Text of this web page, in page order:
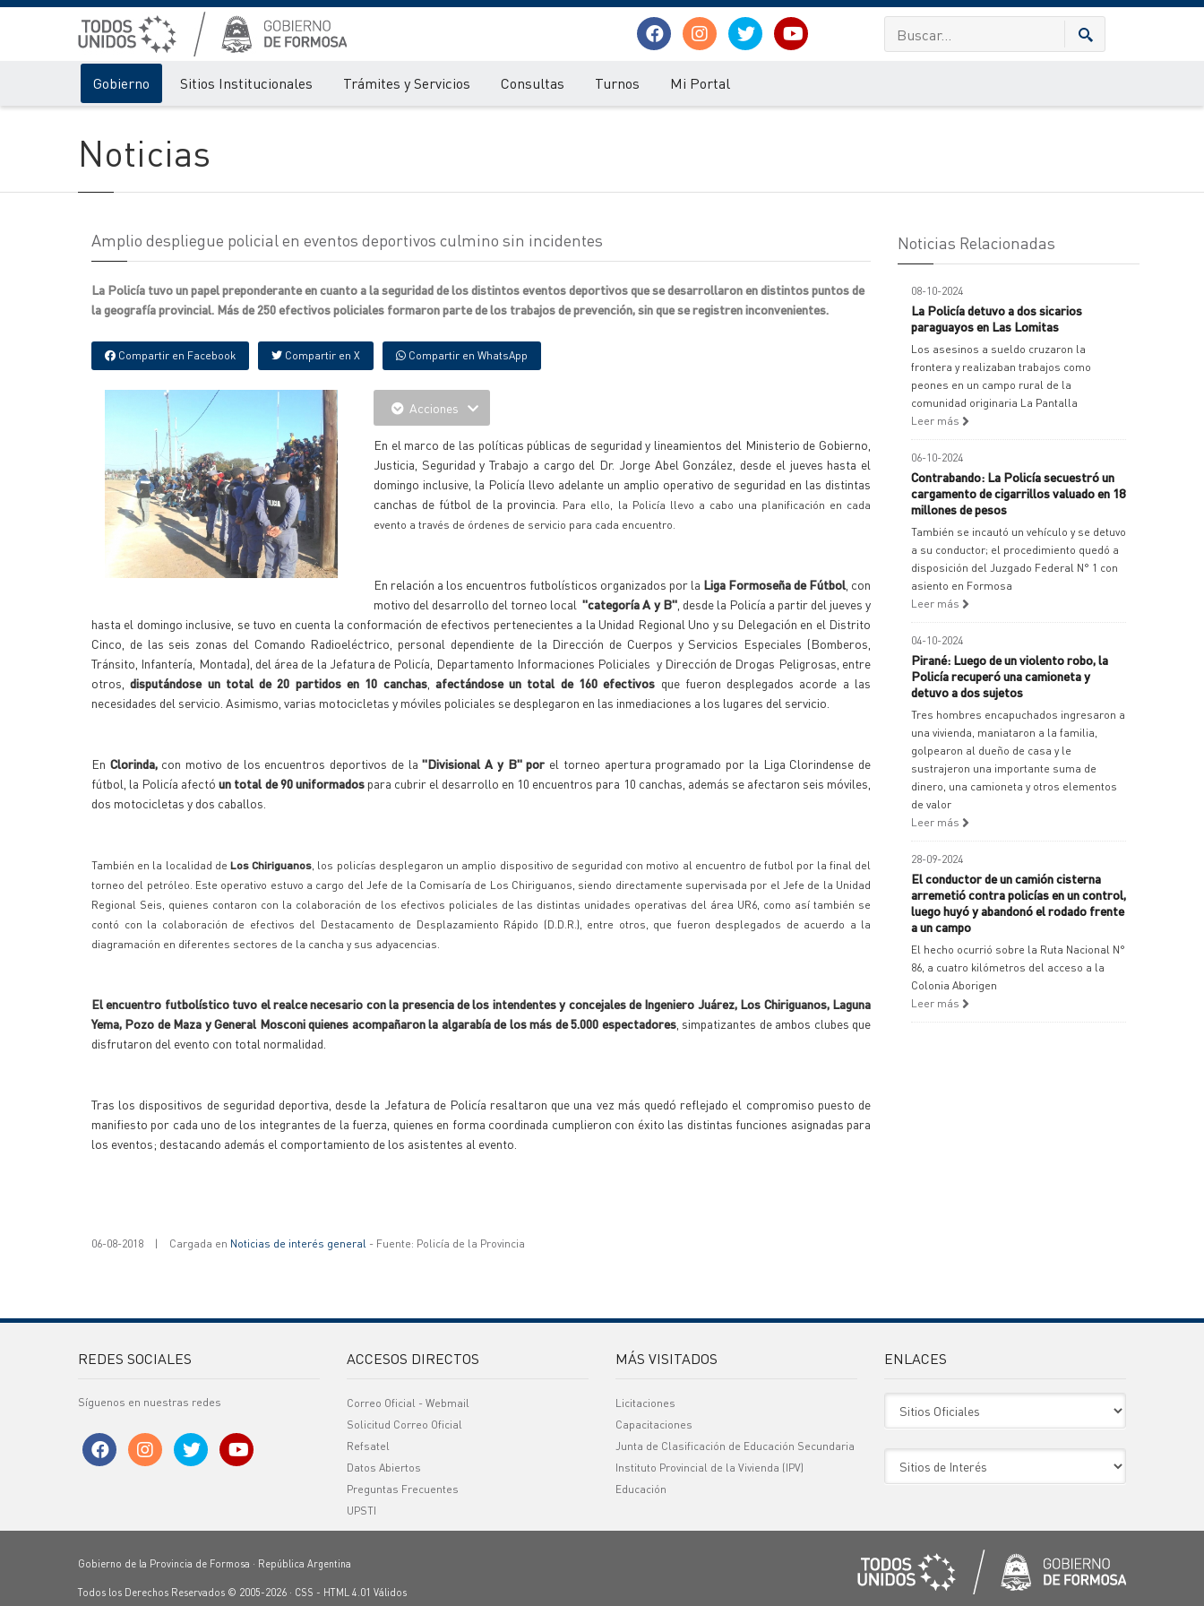
Gobierno Sitios Institucionales Trámites y Servicios Consultas Turnos Mi Portal
Noticias
Amplio despliegue policial en eventos deportivos culmino sin incidentes
La Policía tuvo un papel preponderante en cuanto a la seguridad de los distintos eventos deportivos que se desarrollaron en distintos puntos de
la geografía provincial. Más de 250 efectivos policiales formaron parte de los trabajos de prevención, sin que se registren inconvenientes.
Compartir en Facebook Compartir en X Compartir en WhatsApp
Acciones
En el marco de las políticas públicas de seguridad y lineamientos del Ministerio de Gobierno,
Justicia, Seguridad y Trabajo a cargo del Dr. Jorge Abel González, desde el jueves hasta el
domingo inclusive, la Policía llevo adelante un amplio operativo de seguridad en las distintas
canchas de fútbol de la provincia.
Para ello, la Policía llevo a cabo una planificación en cada
evento a través de órdenes de servicio para cada encuentro.
En relación a los encuentros futbolísticos organizados por la Liga Formoseña de Fútbol , con
motivo del desarrollo del torneo local"categoría A y B", desde la Policía a partir del jueves y
hasta el domingo inclusive, se tuvo en cuenta la conformación de efectivos pertenecientes a la Unidad Regional Uno y su Delegación en el Distrito
Cinco, de las seis zonas del Comando Radioeléctrico, personal dependiente de la Dirección de Cuerpos y Servicios Especiales (Bomberos,
Tránsito, Infantería, Montada), del área de la Jefatura de Policía, Departamento Informaciones Policiales y Dirección de Drogas Peligrosas, entre
otros,disputándose un total de 20 partidos en 10 canchas, afectándose un total de 160 efectivos que fueron desplegados acorde a las
necesidades del servicio. Asimismo, varias motocicletas y móviles policiales se desplegaron en las inmediaciones a los lugares del servicio.
En Clorinda,con motivo de los encuentros deportivos de la"Divisional A y B" por el torneo apertura programado por la Liga Clorindense de
fútbol, la Policía afectóun total de 90 uniformadospara cubrir el desarrollo en 10 encuentros para 10 canchas, además se afectaron seis móviles,
dos motocicletas y dos caballos.
También en la localidad deLos Chiriguanos, los policías desplegaron un amplio dispositivo de seguridad con motivo al encuentro de futbol por la final del
torneo del petróleo. Este operativo estuvo a cargo del Jefe de la Comisaría de Los Chiriguanos, siendo directamente supervisada por el Jefe de la Unidad
Regional Seis, quienes contaron con la colaboración de los efectivos policiales de las distintas unidades operativas del área UR6, como así también se
contó con la colaboración de efectivos del Destacamento de Desplazamiento Rápido (D.D.R.), entre otros, que fueron desplegados de acuerdo a la
diagramación en diferentes sectores de la cancha y sus adyacencias.
El encuentro futbolístico tuvo el realce necesario con la presencia de los intendentes y concejales de Ingeniero Juárez, Los Chiriguanos, Laguna
Yema, Pozo de Maza y General Mosconi quienes acompañaron la algarabía de los más de 5.000 espectadores, simpatizantes de ambos clubes que
disfrutaron del evento con total normalidad.
Tras los dispositivos de seguridad deportiva, desde la Jefatura de Policía resaltaron que una vez más quedó reflejado el compromiso puesto de
manifiesto por cada uno de los integrantes de la fuerza, quienes en forma coordinada cumplieron con éxito las distintas funciones asignadas para
los eventos; destacando además el comportamiento de los asistentes al evento.
06-08-2018 | Cargada en Noticias de interés general - Fuente: Policía de la Provincia
Noticias Relacionadas
08-10-2024
La Policía detuvo a dos sicarios
paraguayos en Las Lomitas
Los asesinos a sueldo cruzaron la
frontera y realizaban trabajos como
peones en un campo rural de la
comunidad originaria La Pantalla
Leer más
06-10-2024
Contrabando: La Policía secuestró un
cargamento de cigarrillos valuado en 18
millones de pesos
También se incautó un vehículo y se detuvo
a su conductor; el procedimiento quedó a
disposición del Juzgado Federal N° 1 con
asiento en Formosa
Leer más
04-10-2024
Pirané: Luego de un violento robo, la
Policía recuperó una camioneta y
detuvo a dos sujetos
Tres hombres encapuchados ingresaron a
una vivienda, maniataron a la familia,
golpearon al dueño de casa y le
sustrajeron una importante suma de
dinero, una camioneta y otros elementos
de valor
Leer más
28-09-2024
El conductor de un camión cisterna
arremetió contra policías en un control,
luego huyó y abandonó el rodado frente
a un campo
El hecho ocurrió sobre la Ruta Nacional N°
86, a cuatro kilómetros del acceso a la
Colonia Aborigen
Leer más
REDES SOCIALES
Síguenos en nuestras redes
ACCESOS DIRECTOS
Correo Oficial - Webmail
Solicitud Correo Oficial
Refsatel
Datos Abiertos
Preguntas Frecuentes
UPSTI
MÁS VISITADOS
Licitaciones
Capacitaciones
Junta de Clasificación de Educación Secundaria
Instituto Provincial de la Vivienda (IPV)
Educación
ENLACES
Gobierno de la Provincia de Formosa · República Argentina
Todos los Derechos Reservados © 2005-2026 · CSS - HTML 4.01 Válidos